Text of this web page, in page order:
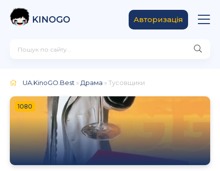
KINOGO Авторизація
UA.KinoGO.Best » Драма » Тусовщики
1080